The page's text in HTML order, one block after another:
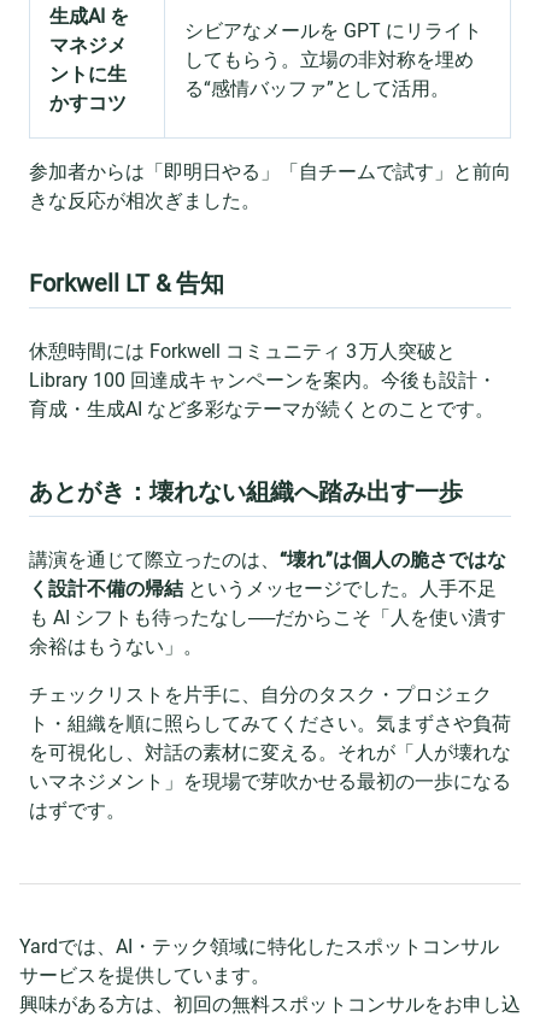
生成AI を
マネジメ
ントに生
かすコツ
シビアなメールを GPT にリライト
してもらう。立場の非対称を埋め
る“感情バッファ”として活用。
参加者からは「即明日やる」「自チームで試す」と前向
きな反応が相次ぎました。
Forkwell LT & 告知
休憩時間には Forkwell コミュニティ 3 万⼈突破と
Library 100 回達成キャンペーンを案内。今後も設計・
育成・生成AI など多彩なテーマが続くとのことです。
あとがき：壊れない組織へ踏み出す一歩
講演を通じて際立ったのは、 “壊れ”は個人の脆さではな
く設計不備の帰結 というメッセージでした。人手不足
も AI シフトも待ったなし──だからこそ「人を使い潰す
余裕はもうない」。
チェックリストを片手に、自分のタスク・プロジェク
ト・組織を順に照らしてみてください。気まずさや負荷
を可視化し、対話の素材に変える。それが「人が壊れな
いマネジメント」を現場で芽吹かせる最初の一歩になる
はずです。
Yardでは、AI・テック領域に特化したスポットコンサル
サービスを提供しています。
興味がある方は、初回の無料スポットコンサルをお申し込